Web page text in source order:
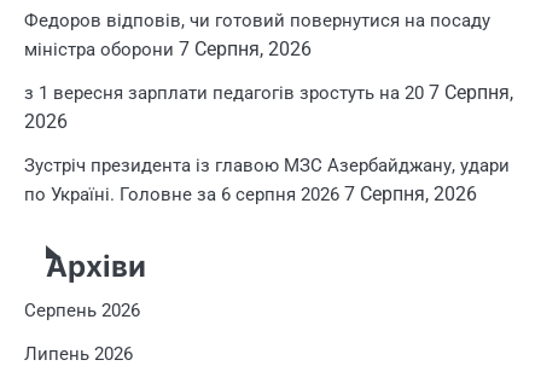
Федоров відповів, чи готовий повернутися на посаду
міністра оборони 7 Серпня, 2026
з 1 вересня зарплати педагогів зростуть на 20 7 Серпня,
2026
Зустріч президента із главою МЗС Азербайджану, удари
по Україні. Головне за 6 серпня 2026 7 Серпня, 2026
Архіви
Серпень 2026
Липень 2026